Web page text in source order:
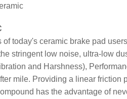
of today's ceramic brake pad
stringent low noise, ultra-low
and Harshness),
mile. Providing a linear
has the advantage of